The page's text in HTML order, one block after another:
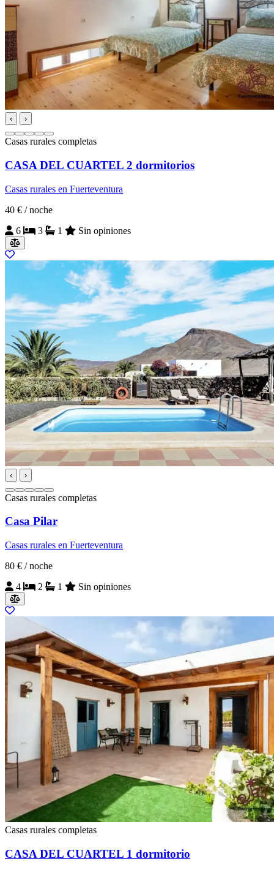
‹ ›
Casas rurales completas
CASA DEL CUARTEL 2 dormitorios
Casas rurales en Fuerteventura
40 € / noche
6
3 1 Sin opiniones
‹ ›
Casas rurales completas
Casa Pilar
Casas rurales en Fuerteventura
80 € / noche
4
2 1 Sin opiniones
Casas rurales completas
CASA DEL CUARTEL 1 dormitorio